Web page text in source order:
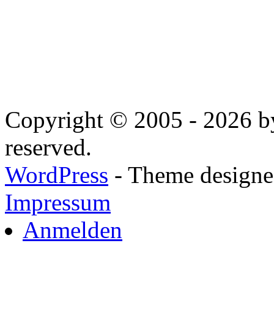
Copyright © 2005 - 2026
reserved.
WordPress - Theme
Impressum
Anmelden